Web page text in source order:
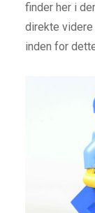
finder her i
direkte
inden for